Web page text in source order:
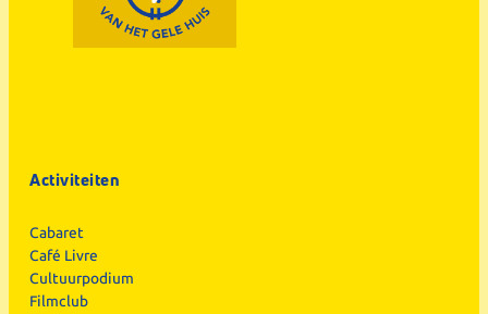
Activiteiten
Cabaret
Café Livre
Cultuurpodium
Filmclub